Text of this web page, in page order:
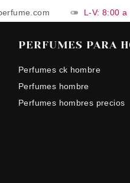
L-V: 8:00 a
PERFUMES PARA
Perfumes ck hombre
Perfumes hombre
Perfumes hombres precios